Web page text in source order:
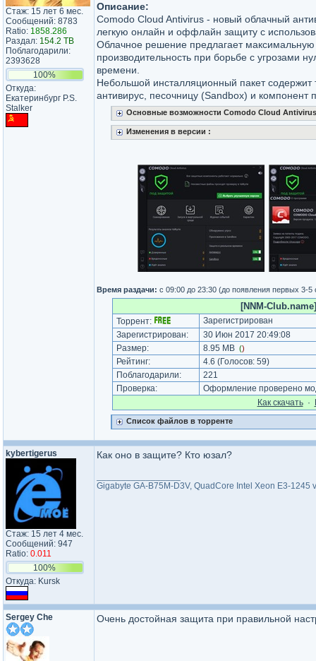
Стаж: 15 лет 6 мес.
Сообщений: 8783
Ratio: 1858.286
Раздал: 154.2 TB
Поблагодарили:
2393628
100%
Откуда:
Екатеринбург P.S.
Stalker
Описание:
Comodo Cloud Antivirus - новый облачный
легкую онлайн и оффлайн защиту с
Облачное решение предлагает
производительность при борьбе с угрозами
времени.
Небольшой инсталляционный пакет
антивирус, песочницу (Sandbox) и компонент
Основные возможности Comodo Cloud
Изменения в версии :
Время раздачи: с 09:00 до 23:30 (до появления первых 3-5
[NNM-
Торрент:
Зарегистрирован
Зарегистрирован:
30 Июн 2017 20:49:08
Размер:
8.95 MB ()
Рейтинг: 4.6 (Голосов: 59)
Поблагодарили:
221
Проверка:
Оформление проверено
Как cкачать·
Список файлов в торренте
kybertigerus
Стаж: 15 лет 4 мес.
Сообщений: 947
Ratio: 0.011
100%
Откуда: Kursk
Как оно в защите? Кто юзал?
Gigabyte GA-B75M-D3V, QuadCore Intel Xeon E3-
Sergey Che Очень достойная защита при правильной